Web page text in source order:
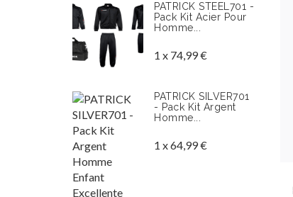
PATRICK STEEL701 -
Pack Kit Acier Pour
Homme...
1 x 74,99 €
PATRICK SILVER701
- Pack Kit Argent
Homme...
1 x 64,99 €